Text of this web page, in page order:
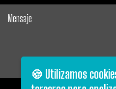
🍪 Utilizamos